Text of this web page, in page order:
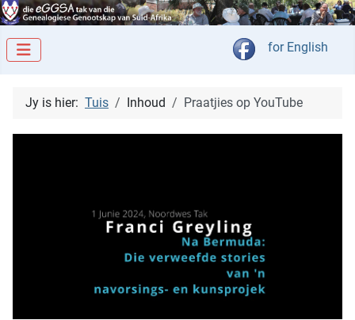
Kies jou taal
for English
Jy is hier: Tuis Inhoud Praatjies op YouTube